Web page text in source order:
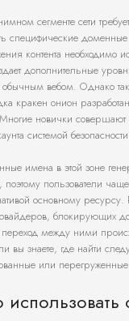
сегменте сети
специфические
контента необходимо
дополнительные
вебом. Однако
кракен онион
новички
системой
имена в этой зоне
поэтому пользователи
основному
блокирующих
между ними
вы знаете, где найти
или